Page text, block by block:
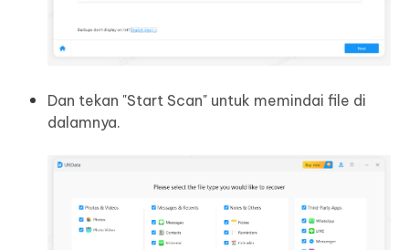
Dan tekan "Start Scan" untuk memindai file di
dalamnya.